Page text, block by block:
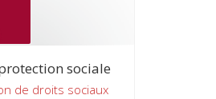
sociale
de droits sociaux